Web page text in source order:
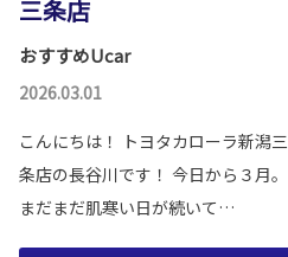
三条店
おすすめUcar
2026.03.01
こんにちは！ トヨタカローラ新潟三
条店の長谷川です！ 今日から３月。
まだまだ肌寒い日が続いて…